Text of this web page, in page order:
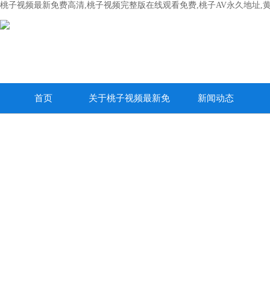
桃子视频最新免费高清,桃子视频完整版在线观看免费,桃子AV永久地址,
首页 关于桃子视频最新免 新闻动态